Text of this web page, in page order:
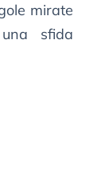
mirate
sfida